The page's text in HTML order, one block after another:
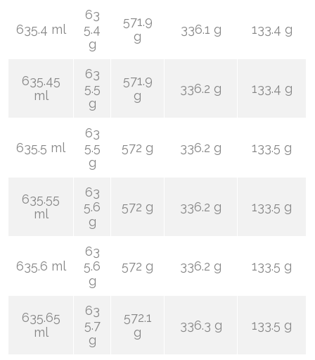
635.4 ml
63
5.4
g
571.9
g
336.1 g 133.4 g
635.45
ml
63
5.5
g
571.9
g
336.2 g 133.4 g
635.5 ml
63
5.5
g
572 g 336.2 g 133.5 g
635.55
ml
63
5.6
g
572 g 336.2 g 133.5 g
635.6 ml
63
5.6
g
572 g 336.2 g 133.5 g
635.65
ml
63
5.7
g
572.1
g
336.3 g 133.5 g